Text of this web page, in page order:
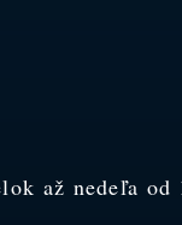
až nedeľa